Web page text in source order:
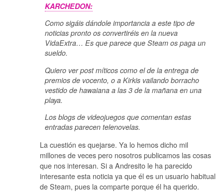
KARCHEDON:
Como sigáis dándole importancia a este tipo de
noticias pronto os convertiréis en la nueva
VidaExtra… Es que parece que Steam os paga un
sueldo.
Quiero ver post míticos como el de la entrega de
premios de vocento, o a Kirkis vailando borracho
vestido de hawaiana a las 3 de la mañana en una
playa.
Los blogs de videojuegos que comentan estas
entradas parecen telenovelas.
La cuestión es quejarse. Ya lo hemos dicho mil
millones de veces pero nosotros publicamos las cosas
que nos interesan. Si a Andresito le ha parecido
interesante esta noticia ya que él es un usuario habitual
de Steam, pues la comparte porque él ha querido.